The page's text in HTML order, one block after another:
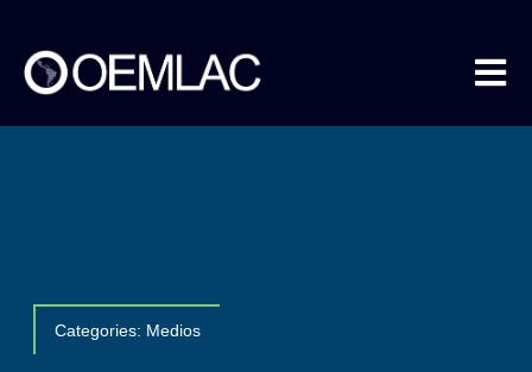
content
Categories: Medios